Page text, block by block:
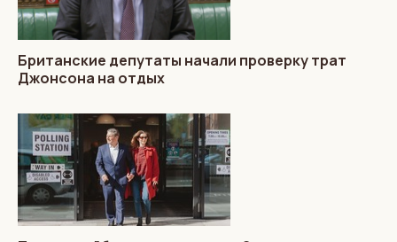
Британские депутаты начали проверку трат
Джонсона на отдых